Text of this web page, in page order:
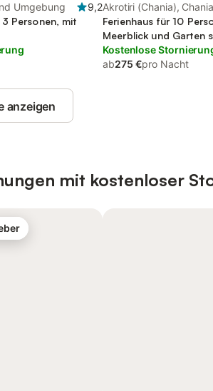
Umgebung
9,2
Personen, mit
Akrotiri (Chania),
Umgebung
Ferienhaus für 10
Meerblick und Garten
kinderfreundlich
Kostenlose
ab275 €pro Nacht
anzeigen
mit kostenloser